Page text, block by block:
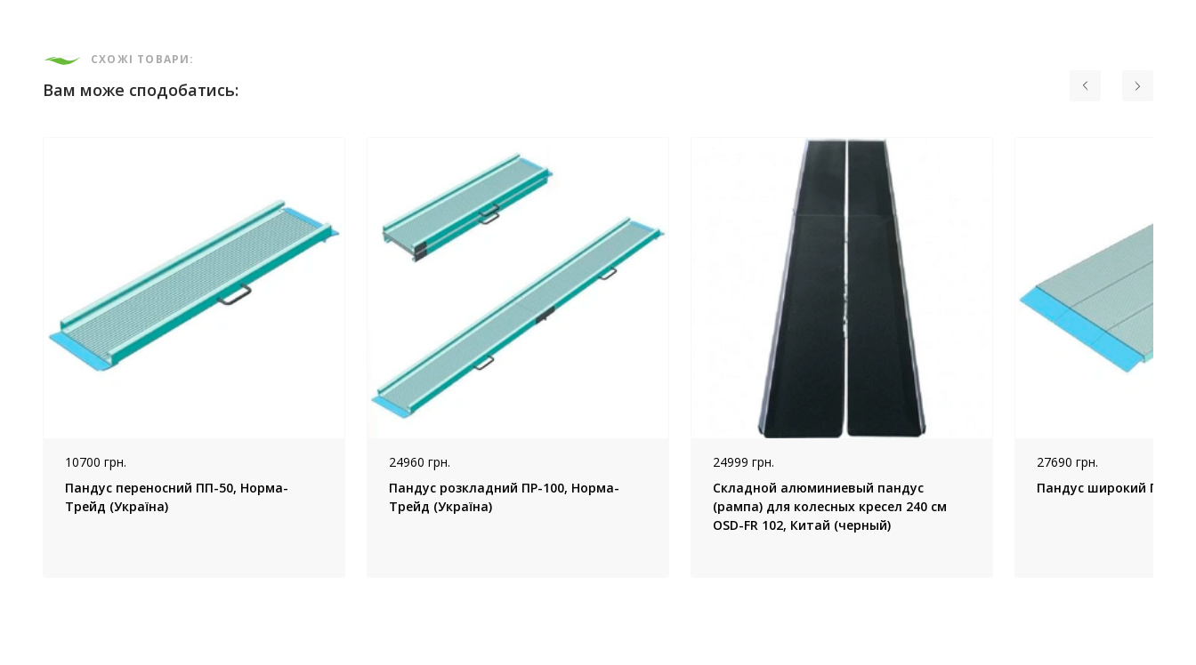
СХОЖІ ТОВАРИ:
Вам може сподобатись:
10700 грн.
Пандус переносний ПП-50, Норма-
Трейд (Україна)
24960 грн.
Пандус розкладний ПР-100, Норма-
Трейд (Україна)
24999 грн.
Складной алюминиевый пандус
(рампа) для колесных кресел 240 см
OSD-FR 102, Китай (черный)
27690 грн.
Пандус широкий ПШ,